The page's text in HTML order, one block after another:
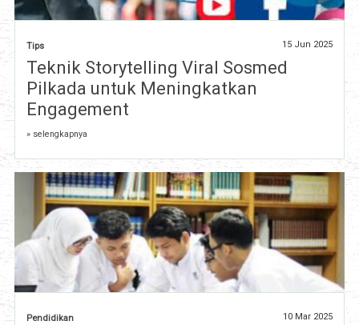
Tips 15 Jun 2025
Teknik Storytelling Viral Sosmed
Pilkada untuk Meningkatkan
Engagement
» selengkapnya
Pendidikan 10 Mar 2025